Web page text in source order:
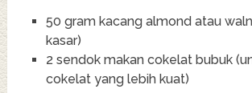
50 gram kacang almond atau
kasar)
2 sendok makan cokelat bubuk
cokelat yang lebih kuat)